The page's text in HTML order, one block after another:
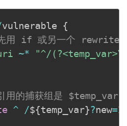
vulnerable {
if 或另一个 rewrite 捕
~*
"^/
的捕获组是 $temp_var
^ /${temp_var}?new=1